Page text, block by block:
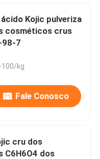
Kojic pulveriza
cosméticos crus
98-7
100/kg
Fale Conosco
cru dos
C6H6O4 dos